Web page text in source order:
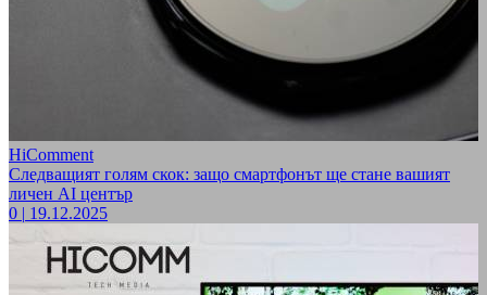
HiComment
Следващият голям скок: защо смартфонът ще стане вашият
личен AI център
0 | 19.12.2025